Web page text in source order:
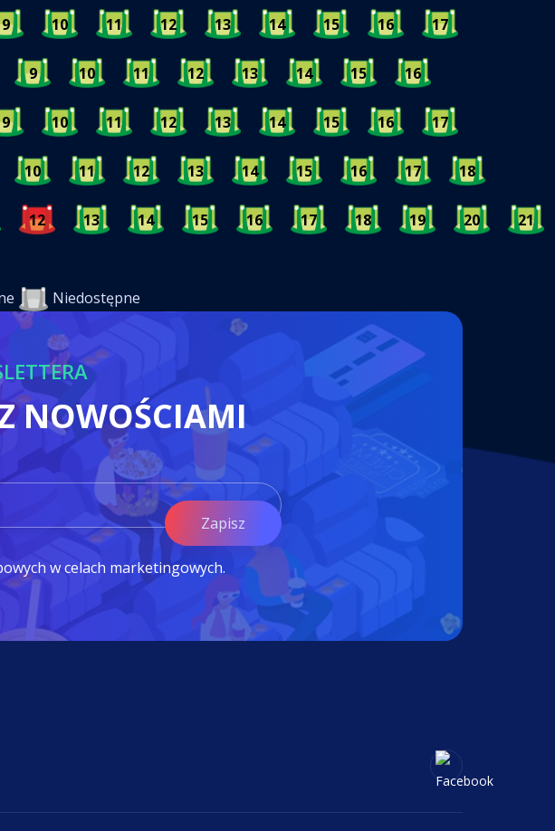
9 10 11 12 13 14 15 16
17
9 10 11 12 13 14 15
16
9 10 11 12 13 14 15 16
17
10 11 12 13 14 15 16 17
18
12 13 14 15 16 17 18 19 20 21
Niedostępne
NOWOŚCIAMI
Zapisz
w celach marketingowych.